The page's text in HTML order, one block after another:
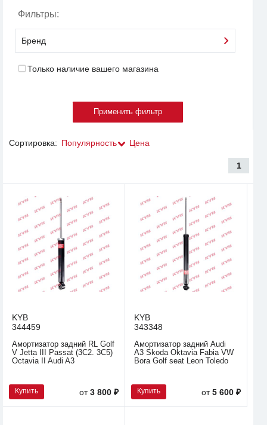
Фильтры:
Бренд
Только наличие вашего магазина
Сортировка: Популярность Цена
1
KYB
344459
Амортизатор задний RL Golf
V Jetta III Passat (3C2. 3C5)
Octavia II Audi A3
Купить от3 800 ₽
KYB
343348
Амортизатор задний Audi
A3 Skoda Oktavia Fabia VW
Bora Golf seat Leon Toledo
Купить от5 600 ₽